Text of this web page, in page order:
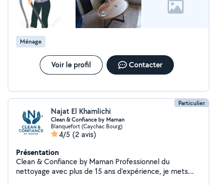
Ménage
Voir le profil Contacter
Particulier
Najat El Khamlichi
Clean & Confiance by Maman
Blanquefort (Caychac Bourg)
4/5 (2 avis)
Présentation
Clean & Confiance by Maman Professionnel du
nettoyage avec plus de 15 ans d'expérience, je mets